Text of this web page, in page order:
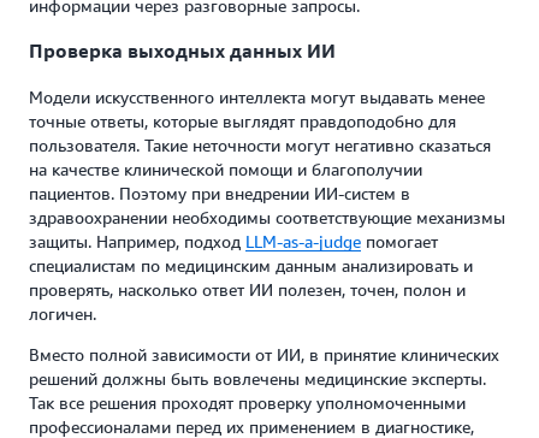
информации через разговорные запросы.
Проверка выходных данных ИИ
Модели искусственного интеллекта могут выдавать менее
точные ответы, которые выглядят правдоподобно для
пользователя. Такие неточности могут негативно сказаться
на качестве клинической помощи и благополучии
пациентов. Поэтому при внедрении ИИ-систем в
здравоохранении необходимы соответствующие механизмы
защиты. Например, подход LLM-as-a-judge помогает
специалистам по медицинским данным анализировать и
проверять, насколько ответ ИИ полезен, точен, полон и
логичен.
Вместо полной зависимости от ИИ, в принятие клинических
решений должны быть вовлечены медицинские эксперты.
Так все решения проходят проверку уполномоченными
профессионалами перед их применением в диагностике,